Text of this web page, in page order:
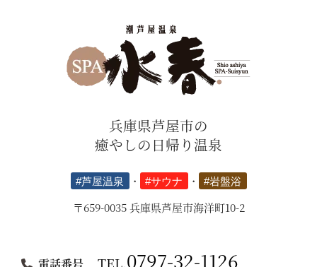
兵庫県芦屋市の
癒やしの日帰り温泉
#芦屋温泉 ・ #サウナ ・ #岩盤浴
〒659-0035 兵庫県芦屋市海洋町10-2
電話番号 TEL.0797-32-1126